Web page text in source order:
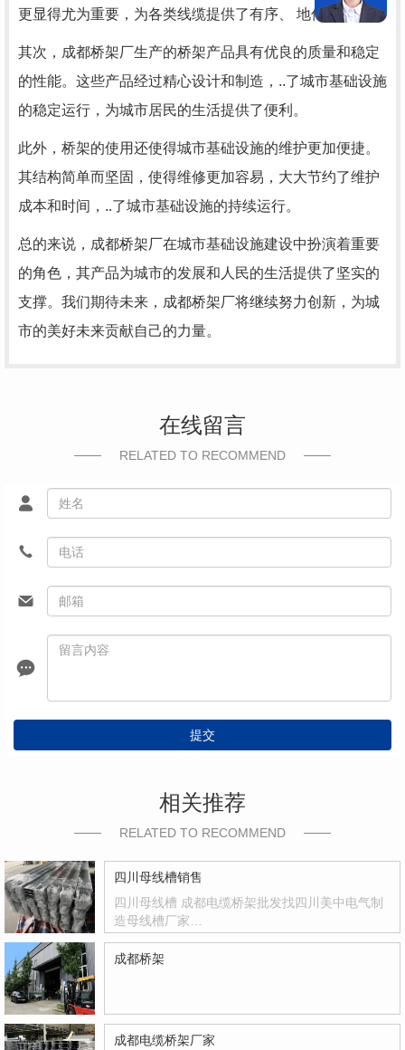
更显得尤为重要，为各类线缆提供了有序、 地传输通道。
其次，成都桥架厂生产的桥架产品具有优良的质量和稳定
的性能。这些产品经过精心设计和制造，..了城市基础设施
的稳定运行，为城市居民的生活提供了便利。
此外，桥架的使用还使得城市基础设施的维护更加便捷。
其结构简单而坚固，使得维修更加容易，大大节约了维护
成本和时间，..了城市基础设施的持续运行。
总的来说，成都桥架厂在城市基础设施建设中扮演着重要
的角色，其产品为城市的发展和人民的生活提供了坚实的
支撑。我们期待未来，成都桥架厂将继续努力创新，为城
市的美好未来贡献自己的力量。
在线留言
RELATED TO RECOMMEND
提交
相关推荐
RELATED TO RECOMMEND
四川母线槽销售
四川母线槽 成都电缆桥架批发找四川美中电气制
造母线槽厂家…
成都桥架
成都电缆桥架厂家